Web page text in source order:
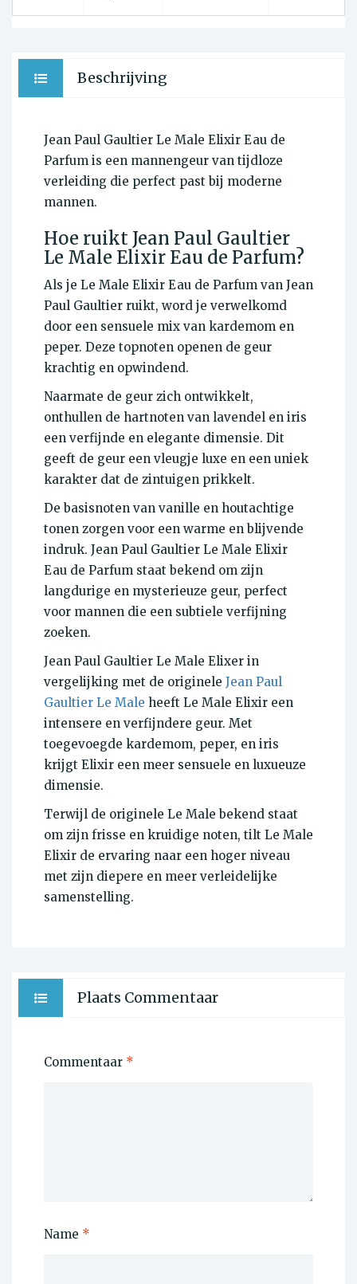
Beschrijving
Jean Paul Gaultier Le Male Elixir Eau de
Parfum is een mannengeur van tijdloze
verleiding die perfect past bij moderne
mannen.
Hoe ruikt Jean Paul Gaultier
Le Male Elixir Eau de Parfum?
Als je Le Male Elixir Eau de Parfum van Jean
Paul Gaultier ruikt, word je verwelkomd
door een sensuele mix van kardemom en
peper. Deze topnoten openen de geur
krachtig en opwindend.
Naarmate de geur zich ontwikkelt,
onthullen de hartnoten van lavendel en iris
een verfijnde en elegante dimensie. Dit
geeft de geur een vleugje luxe en een uniek
karakter dat de zintuigen prikkelt.
De basisnoten van vanille en houtachtige
tonen zorgen voor een warme en blijvende
indruk. Jean Paul Gaultier Le Male Elixir
Eau de Parfum staat bekend om zijn
langdurige en mysterieuze geur, perfect
voor mannen die een subtiele verfijning
zoeken.
Jean Paul Gaultier Le Male Elixer in
vergelijking met de originele Jean Paul
Gaultier Le Male heeft Le Male Elixir een
intensere en verfijndere geur. Met
toegevoegde kardemom, peper, en iris
krijgt Elixir een meer sensuele en luxueuze
dimensie.
Terwijl de originele Le Male bekend staat
om zijn frisse en kruidige noten, tilt Le Male
Elixir de ervaring naar een hoger niveau
met zijn diepere en meer verleidelijke
samenstelling.
Plaats Commentaar
Commentaar *
Name *